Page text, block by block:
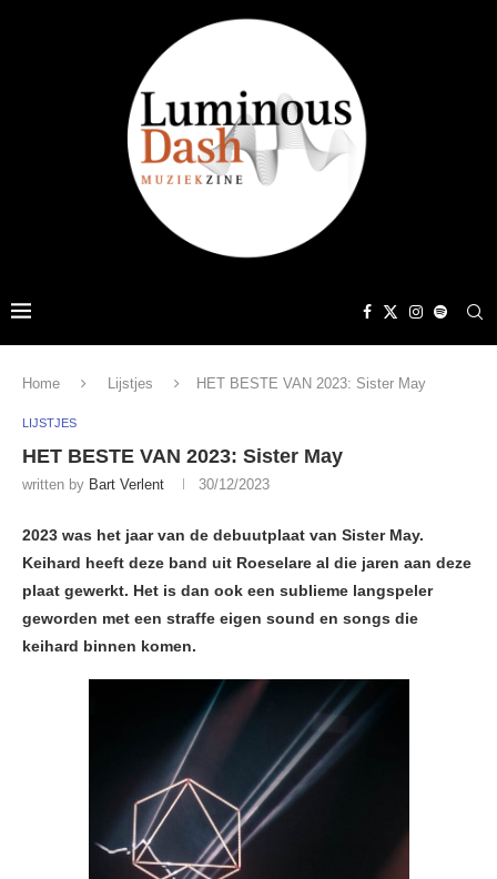
Home Lijstjes HET BESTE VAN 2023: Sister May
LIJSTJES
HET BESTE VAN 2023: Sister May
written by Bart Verlent 30/12/2023
2023 was het jaar van de debuutplaat van Sister May.
Keihard heeft deze band uit Roeselare al die jaren aan deze
plaat gewerkt. Het is dan ook een sublieme langspeler
geworden met een straffe eigen sound en songs die
keihard binnen komen.